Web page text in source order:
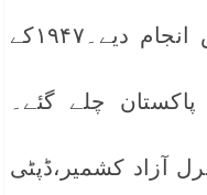
طور پر اپنے سرکاری فرائض انجام دیے۔۱۹۴۷کے
چلے گئے۔
آزاد کشمیر،ڈپٹی